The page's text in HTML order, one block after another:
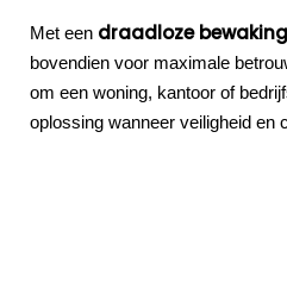
Met een draadloze
bovendien voor maximale
om een woning, kantoor of
oplossing wanneer veiligheid en